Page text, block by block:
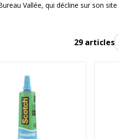
Vallée, qui décline sur son
29 articles